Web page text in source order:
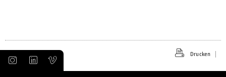
Drucken